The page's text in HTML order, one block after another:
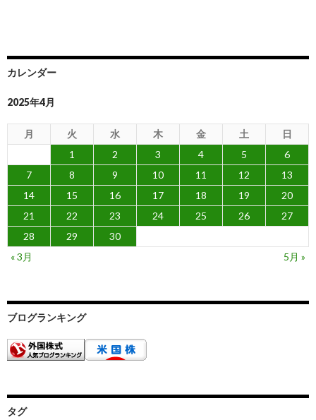
カレンダー
2025年4月
月 火 水 木 金 土
日
1
2 3 4 5
6
7
8 9 10 11 12
13
14
15 16 17 18 19
20
21
22 23 24 25 26
27
28
29
30
« 3月
5月 »
ブログランキング
タグ